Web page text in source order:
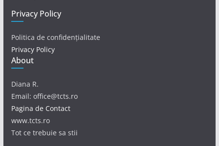
Privacy Policy
Politica de confidențialitate
Privacy Policy
About
Diana R.
Email: office@tcts.ro
Pagina de Contact
www.tcts.ro
Tot ce trebuie sa stii